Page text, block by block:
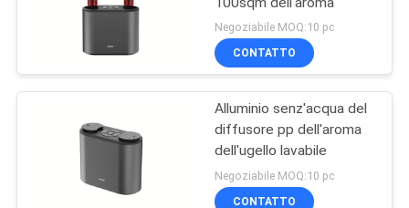
Negoziabile MOQ:10 pc
CONTATTO
Alluminio senz'acqua del
diffusore pp dell'aroma
dell'ugello lavabile
Negoziabile MOQ:10 pc
CONTATTO